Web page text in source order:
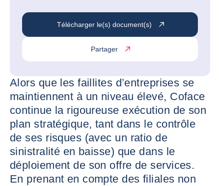
Télécharger le(s) document(s)
Partager
Alors que les faillites d’entreprises se
maintiennent à un niveau élevé, Coface
continue la rigoureuse exécution de son
plan stratégique, tant dans le contrôle
de ses risques (avec un ratio de
sinistralité en baisse) que dans le
déploiement de son offre de services.
En prenant en compte des filiales non